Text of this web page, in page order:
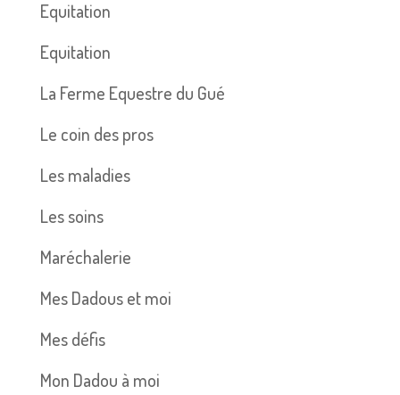
Equitation
Equitation
La Ferme Equestre du Gué
Le coin des pros
Les maladies
Les soins
Maréchalerie
Mes Dadous et moi
Mes défis
Mon Dadou à moi